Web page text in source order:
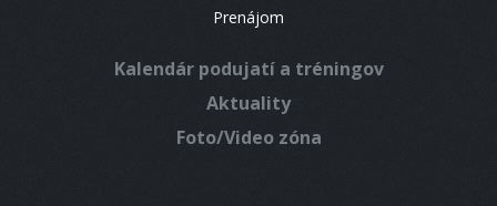
Prenájom
Kalendár podujatí a tréningov
Aktuality
Foto/Video zóna